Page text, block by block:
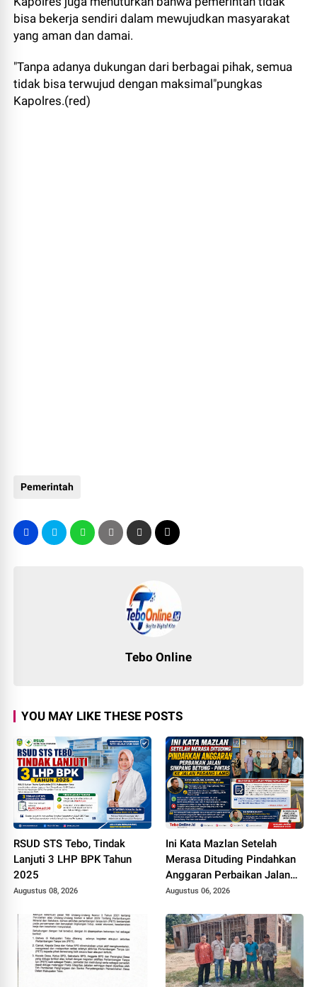
bisa bekerja sendiri dalam mewujudkan masyarakat
yang aman dan damai.
"Tanpa adanya dukungan dari berbagai pihak, semua
tidak bisa terwujud dengan maksimal"pungkas
Kapolres.(red)
Pemerintah
Tebo Online
YOU MAY LIKE THESE POSTS
RSUD STS Tebo, Tindak
Lanjuti 3 LHP BPK Tahun
2025
Augustus 08, 2026
Ini Kata Mazlan Setelah
Merasa Dituding Pindahkan
Anggaran Perbaikan Jalan
Simpang Betung - Pintas ke
Augustus 06, 2026